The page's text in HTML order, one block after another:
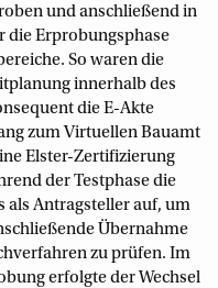
und anschließend in
die Erprobungsphase
So waren die
innerhalb des
die E-Akte
zum Virtuellen Bauamt
Elster-Zertifizierung
der Testphase die
als Antragsteller auf, um
Übernahme
zu prüfen. Im
erfolgte der Wechsel